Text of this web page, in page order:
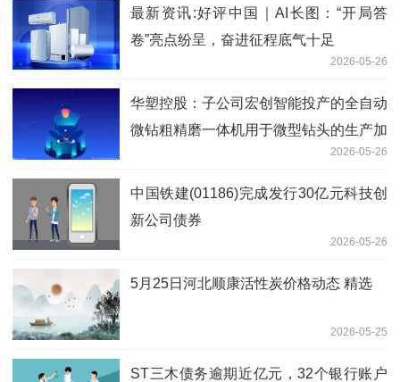
最新资讯:好评中国｜AI长图：“开局答
卷”亮点纷呈，奋进征程底气十足
2026-05-26
华塑控股：子公司宏创智能投产的全自动
微钻粗精磨一体机用于微型钻头的生产加
2026-05-26
中国铁建(01186)完成发行30亿元科技创
新公司债券
2026-05-26
5月25日河北顺康活性炭价格动态 精选
2026-05-25
ST三木债务逾期近亿元，32个银行账户